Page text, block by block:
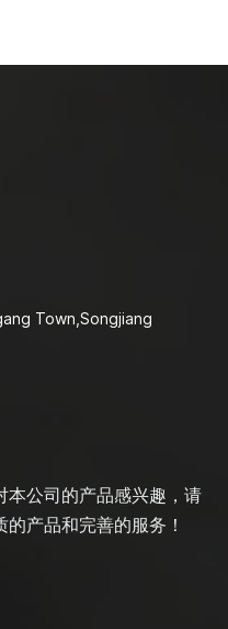
Town,Songjiang
本公司的产品感兴趣，请
产品和完善的服务！